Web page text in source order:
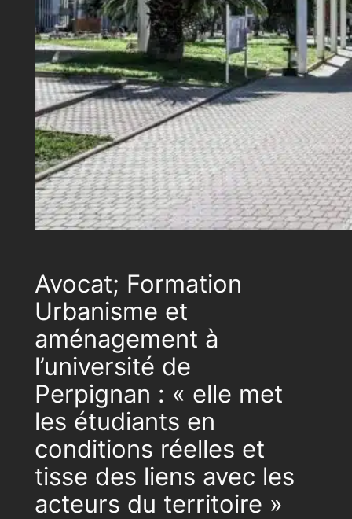
Avocat; Formation
Urbanisme et
aménagement à
l’université de
Perpignan : « elle met
les étudiants en
conditions réelles et
tisse des liens avec les
acteurs du territoire »